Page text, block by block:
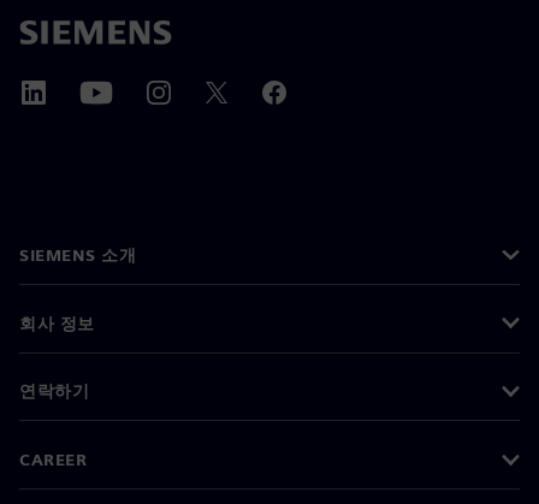
SIEMENS 소개
회사 정보
연락하기
CAREER